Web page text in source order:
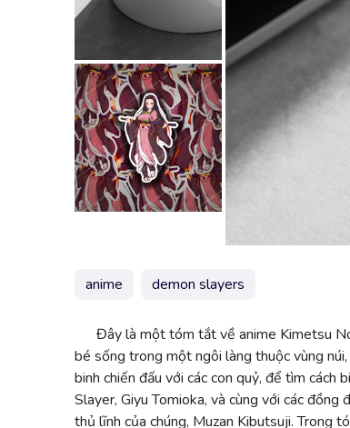
anime demon slayers
Đây là một tóm tắt về anime Kimetsu
bé sống trong một ngôi làng thuộc vùng
binh chiến đấu với các con quỷ, để tìm
Slayer, Giyu Tomioka, và cùng với các
thủ lĩnh của chúng, Muzan Kibutsuji. Trong